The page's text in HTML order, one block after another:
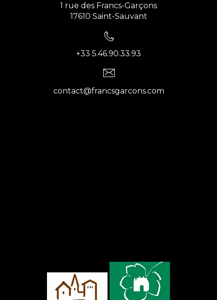
1 rue des Francs-Garçons
17610 Saint-Sauvant
+33 5.46.90.33.93
contact@francsgarcons.com